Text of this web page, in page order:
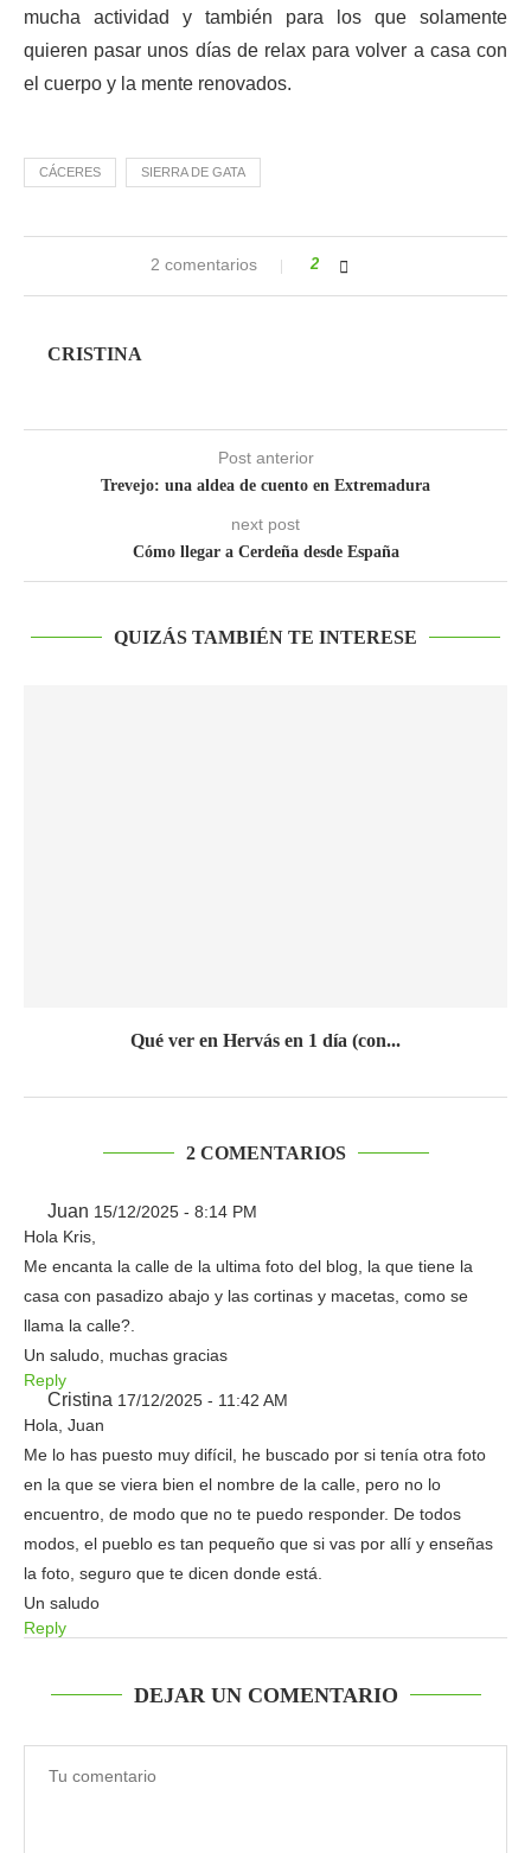
mucha actividad y también para los que solamente
quieren pasar unos días de relax para volver a casa con
el cuerpo y la mente renovados.
CÁCERES SIERRA DE GATA
2 comentarios 2
CRISTINA
Post anterior
Trevejo: una aldea de cuento en Extremadura
next post
Cómo llegar a Cerdeña desde España
QUIZÁS TAMBIÉN TE INTERESE
Qué ver en Hervás en 1 día (con...
2 COMENTARIOS
Juan 15/12/2025 - 8:14 PM
Hola Kris,
Me encanta la calle de la ultima foto del blog, la que tiene la
casa con pasadizo abajo y las cortinas y macetas, como se
llama la calle?.
Un saludo, muchas gracias
Reply
Cristina 17/12/2025 - 11:42 AM
Hola, Juan
Me lo has puesto muy difícil, he buscado por si tenía otra foto
en la que se viera bien el nombre de la calle, pero no lo
encuentro, de modo que no te puedo responder. De todos
modos, el pueblo es tan pequeño que si vas por allí y enseñas
la foto, seguro que te dicen donde está.
Un saludo
Reply
DEJAR UN COMENTARIO